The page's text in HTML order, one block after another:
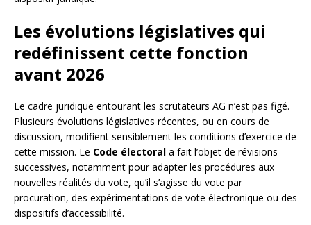
Les évolutions législatives qui
redéfinissent cette fonction
avant 2026
Le cadre juridique entourant les scrutateurs AG n’est pas figé.
Plusieurs évolutions législatives récentes, ou en cours de
discussion, modifient sensiblement les conditions d’exercice de
cette mission. Le Code électoral a fait l’objet de révisions
successives, notamment pour adapter les procédures aux
nouvelles réalités du vote, qu’il s’agisse du vote par
procuration, des expérimentations de vote électronique ou des
dispositifs d’accessibilité.